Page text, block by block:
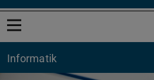
Menü öffnen
Informatik